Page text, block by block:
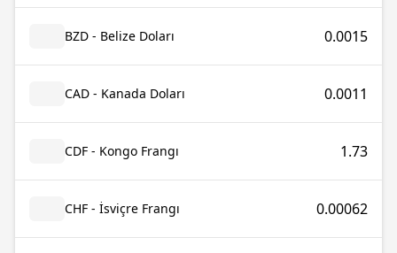
BZD - Belize Doları 0.0015
CAD - Kanada Doları 0.0011
CDF - Kongo Frangı 1.73
CHF - İsviçre Frangı 0.00062